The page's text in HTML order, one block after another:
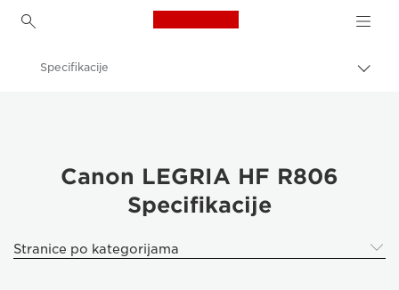
Canon Logo, back to
Specifikacije
Canon LEGRIA HF R806
Specifikacije
Stranice po kategorijama